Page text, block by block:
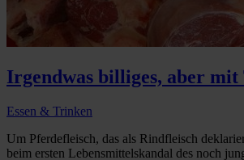
Irgendwas billiges, aber
Essen & Trinken
Um Pferdefleisch, das als Rindfleisch
beim ersten Lebensmittelskandal des noch